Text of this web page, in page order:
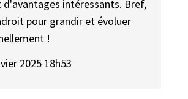
d'avantages intéressants. Bref,
pour grandir et évoluer
!
2025 18h53